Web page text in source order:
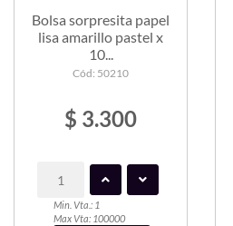
Bolsa sorpresita papel
lisa amarillo pastel x
10...
Cód: 50210
$ 3.300
Min. Vta.: 1
Max Vta: 100000